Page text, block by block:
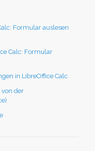
Formular auslesen
Calc: Formular
in LibreOffice Calc
der